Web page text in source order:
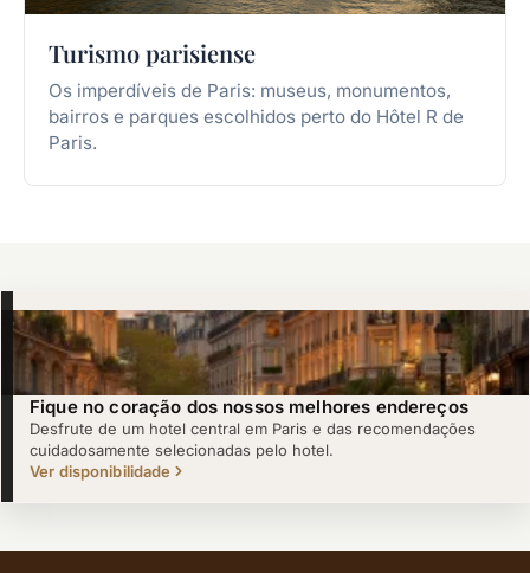
Turismo parisiense
Os imperdíveis de Paris: museus, monumentos,
bairros e parques escolhidos perto do Hôtel R de
Paris.
Fique no coração dos nossos melhores endereços
Desfrute de um hotel central em Paris e das recomendações
cuidadosamente selecionadas pelo hotel.
Ver disponibilidade